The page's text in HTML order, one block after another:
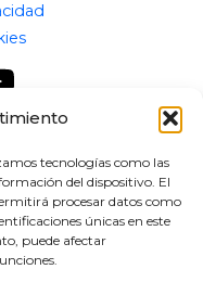
tecnologías como las
del dispositivo. El
procesar datos como
únicas en este
puede afectar